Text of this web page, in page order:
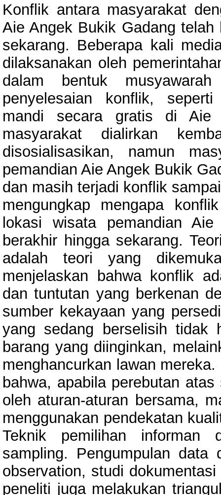
Konflik antara masyarakat
Aie Angek Bukik Gadang
sekarang. Beberapa kali
dilaksanakan oleh
dalam bentuk
penyelesaian konflik,
mandi secara gratis di
masyarakat dialirkan
disosialisasikan, namun
pemandian Aie Angek Bukik
dan masih terjadi konflik
mengungkap mengapa
lokasi wisata pemandian
berakhir hingga sekarang.
adalah teori yang
menjelaskan bahwa konflik
dan tuntutan yang berkenan
sumber kekayaan yang
yang sedang berselisih tidak
barang yang diinginkan,
menghancurkan lawan
bahwa, apabila perebutan
oleh aturan-aturan bersama,
menggunakan pendekatan
Teknik pemilihan informan
sampling. Pengumpulan data
observation, studi
peneliti juga melakukan